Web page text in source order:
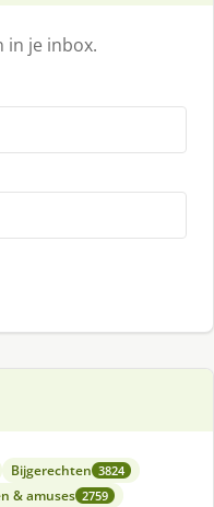
in je inbox.
Bijgerechten 3824
& amuses 2759